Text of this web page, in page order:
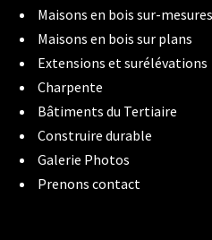
Maisons en bois sur-mesures
Maisons en bois sur plans
Extensions et surélévations
Charpente
Bâtiments du Tertiaire
Construire durable
Galerie Photos
Prenons contact